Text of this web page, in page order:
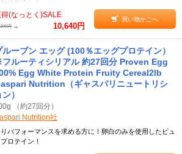
(なっとく)SALE
円 → 10,640円
買い物かごへ
ルーブン エッグ (100％エッグプロテイン）
ルーティシリアル 約27回分 Proven Egg
Egg White Protein Fruity Cereal2lb
Nutrition（ギャスパリニュートリシ
ン）
（約27回分）
Nutrition社
りパフォーマンスを求める方に！卵白のみを使用したピュ
ロテイン！